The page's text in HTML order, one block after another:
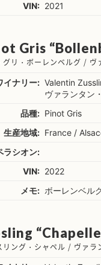
VIN: 2021
Gris
グリ・ボーレンベルグ / ヴ
イナリー: Valentin
ヴァランタン
品種: Pinot Gris
生産地域: France /
ラシオン:
VIN: 2022
メモ: ボーレンベル
リング・シャペル / ヴァラ